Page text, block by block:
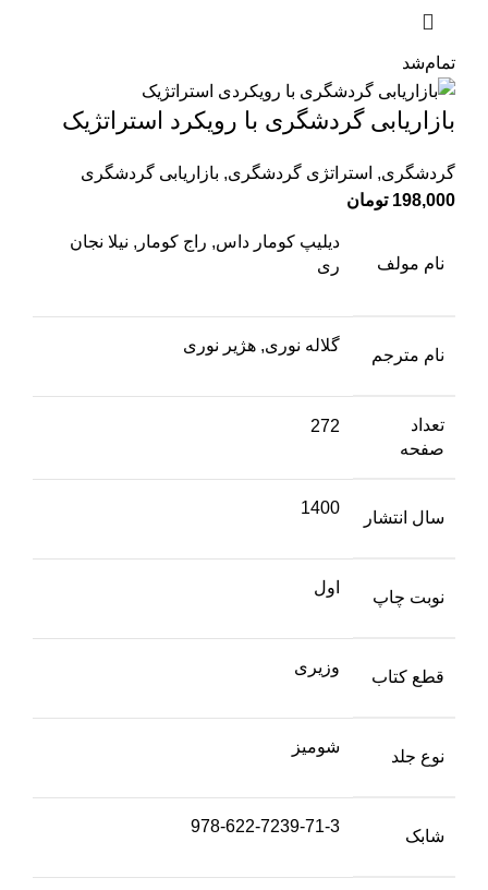
تمام‌شد
بازاریابی گردشگری با رویکرد استراتژیک
گردشگری, استراتژی گردشگری, بازاریابی گردشگری
198,000 تومان
نام مولف
دیلیپ کومار داس, راج کومار, نیلا نجان
ری
نام مترجم
گلاله نوری, هژیر نوری
تعداد
صفحه
272
سال انتشار
1400
نوبت چاپ
اول
قطع کتاب
وزیری
نوع جلد
شومیز
شابک
978-622-7239-71-3